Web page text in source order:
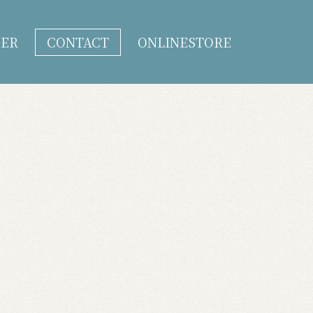
CONTACT ONLINESTORE